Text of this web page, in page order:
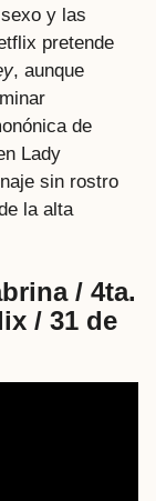
y las
pretende
, aunque
de
Lady
sin rostro
la alta
/ 4ta.
/ 31 de